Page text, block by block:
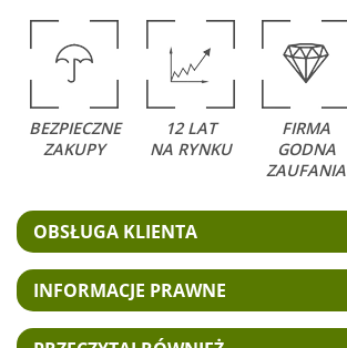
BEZPIECZNE
ZAKUPY
12 LAT
NA RYNKU
FIRMA
GODNA
ZAUFANIA
OBSŁUGA KLIENTA
INFORMACJE PRAWNE